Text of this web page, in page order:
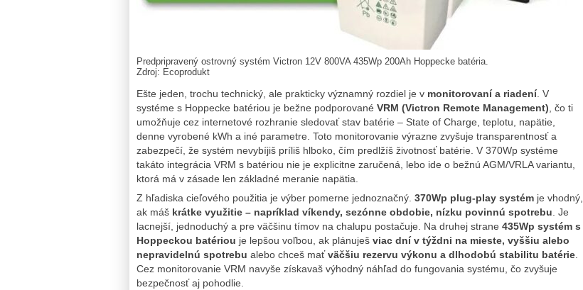
Predpripravený ostrovný systém Victron 12V 800VA 435Wp 200Ah Hoppecke batéria.
Zdroj: Ecoprodukt
Ešte jeden, trochu technický, ale prakticky významný rozdiel je v monitorovaní a riadení. V
systéme s Hoppecke batériou je bežne podporované VRM (Victron Remote Management), čo ti
umožňuje cez internetové rozhranie sledovať stav batérie – State of Charge, teplotu, napätie,
denne vyrobené kWh a iné parametre. Toto monitorovanie výrazne zvyšuje transparentnosť a
zabezpečí, že systém nevybíjiš príliš hlboko, čím predlžíš životnosť batérie. V 370Wp systéme
takáto integrácia VRM s batériou nie je explicitne zaručená, lebo ide o bežnú AGM/VRLA variantu,
ktorá má v zásade len základné meranie napätia.
Z hľadiska cieľového použitia je výber pomerne jednoznačný. 370Wp plug‑play systém je vhodný,
ak máš krátke využitie – napríklad víkendy, sezónne obdobie, nízku povinnú spotrebu. Je
lacnejší, jednoduchý a pre väčšinu tímov na chalupu postačuje. Na druhej strane 435Wp systém s
Hoppeckou batériou je lepšou voľbou, ak plánuješ viac dní v týždni na mieste, vyššiu alebo
nepravidelnú spotrebu alebo chceš maťväčšiu rezervu výkonu a dlhodobú stabilitu batérie.
Cez monitorovanie VRM navyše získavaš výhodný náhľad do fungovania systému, čo zvyšuje
bezpečnosť aj pohodlie.